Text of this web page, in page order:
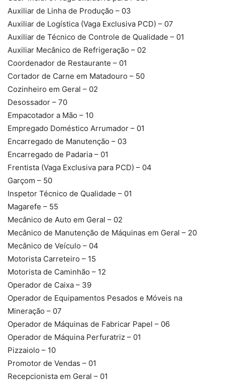
Auxiliar de Linha de Produção – 03
Auxiliar de Logística (Vaga Exclusiva PCD) – 07
Auxiliar de Técnico de Controle de Qualidade – 01
Auxiliar Mecânico de Refrigeração – 02
Coordenador de Restaurante – 01
Cortador de Carne em Matadouro – 50
Cozinheiro em Geral – 02
Desossador – 70
Empacotador a Mão – 10
Empregado Doméstico Arrumador – 01
Encarregado de Manutenção – 03
Encarregado de Padaria – 01
Frentista (Vaga Exclusiva para PCD) – 04
Garçom – 50
Inspetor Técnico de Qualidade – 01
Magarefe – 55
Mecânico de Auto em Geral – 02
Mecânico de Manutenção de Máquinas em Geral – 20
Mecânico de Veículo – 04
Motorista Carreteiro – 15
Motorista de Caminhão – 12
Operador de Caixa – 39
Operador de Equipamentos Pesados e Móveis na
Mineração – 07
Operador de Máquinas de Fabricar Papel – 06
Operador de Máquina Perfuratriz – 01
Pizzaiolo – 10
Promotor de Vendas – 01
Recepcionista em Geral – 01